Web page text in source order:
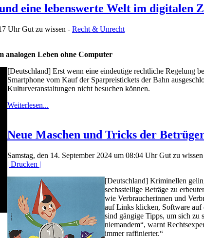
eine lebenswerte Welt im digitalen
UhrGut zu wissen - Recht & Unrecht
analogen Leben ohne Computer
[Deutschland] Erst wenn eine eindeutige rechtliche Regelung
Smartphone vom Kauf der Sparpreistickets der Bahn
Kulturveranstaltungen nicht besuchen können.
Weiterlesen...
Neue Maschen und Tricks der
Samstag, den 14. September 2024 um 08:04 UhrGut zu
| Drucken |
[Deutschland] Kriminellen
sechsstellige Beträge zu
wie Verbraucherinnen und
auf Links klicken, Software auf
sind gängige Tipps, um sich zu
niemandem“, warnt
immer raffinierter.“